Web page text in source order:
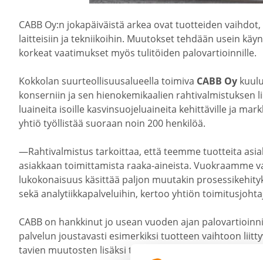
CABB Oy:n jokapäi­väistä arkea ovat tuotteiden
laitteisiin ja teknii­koihin. Muutokset tehdään usein
korkeat vaati­mukset myös tulitöiden palovar­tioin­nille.
Kokkolan suurteol­li­suusa­lu­eella toimiva CABB Oy
konserniin ja sen hieno­ke­mi­kaalien
luai­neita isoille kasvin­suo­je­luai­neita kehit­tä­ville ja
yhtiö työllistää suoraan noin 200 henkilöä.
—Rahti­val­mistus tarkoittaa, että teemme tuotteita
asiakkaan toimit­ta­mista raaka-​aineista. Vuokraamme
lu­ko­ko­naisuus käsittää paljon muutakin
sekä analy­tiik­ka­pal­ve­luihin, kertoo yhtiön
CABB on hankkinut jo usean vuoden ajan
palvelun jousta­vasti esimer­kiksi tuotteen vaihtoon
tavien muutosten lisäksi tehtaalla tehdään ajoittain